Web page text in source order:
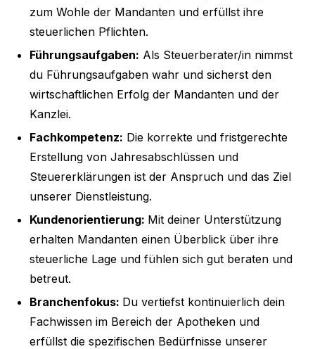
zum Wohle der Mandanten und erfüllst ihre
steuerlichen Pflichten.
Führungsaufgaben: Als Steuerberater/in nimmst
du Führungsaufgaben wahr und sicherst den
wirtschaftlichen Erfolg der Mandanten und der
Kanzlei.
Fachkompetenz: Die korrekte und fristgerechte
Erstellung von Jahresabschlüssen und
Steuererklärungen ist der Anspruch und das Ziel
unserer Dienstleistung.
Kundenorientierung: Mit deiner Unterstützung
erhalten Mandanten einen Überblick über ihre
steuerliche Lage und fühlen sich gut beraten und
betreut.
Branchenfokus: Du vertiefst kontinuierlich dein
Fachwissen im Bereich der Apotheken und
erfüllst die spezifischen Bedürfnisse unserer